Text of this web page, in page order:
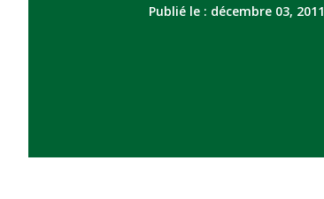
Publié le : décembre 03, 2011